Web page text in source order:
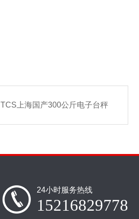
TCS上海国产300公斤电子台秤
24小时服务热线
15216829778